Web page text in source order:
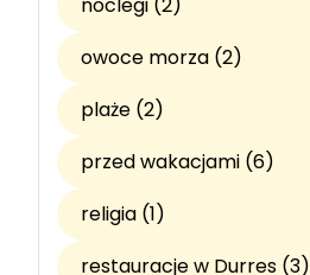
owoce morza (2)
plaże (2)
przed wakacjami (6)
religia (1)
restauracje w Durres (3)